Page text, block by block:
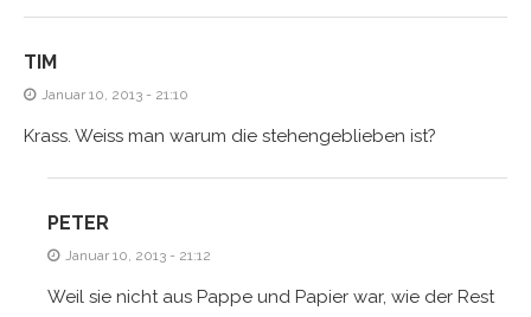
TIM
Januar 10, 2013 - 21:10
Krass. Weiss man warum die stehengeblieben ist?
PETER
Januar 10, 2013 - 21:12
Weil sie nicht aus Pappe und Papier war, wie der Rest